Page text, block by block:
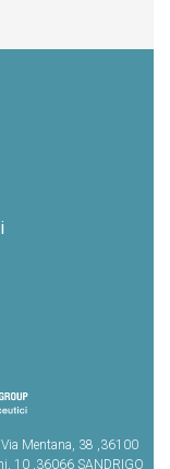
Via Mentana, 38 ,36100
10 ,36066 SANDRIGO